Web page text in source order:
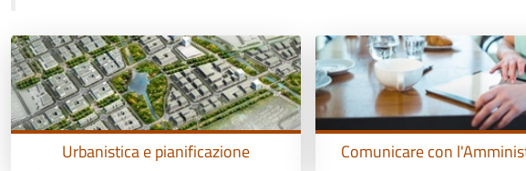
Urbanistica e pianificazione Comunicare con